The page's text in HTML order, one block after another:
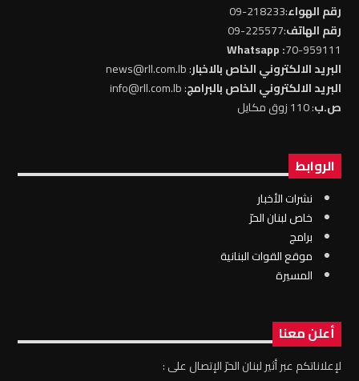
رقم الهواء:218233-09
رقم الهاتف:225577-09
70-959111
: Whatsapp
البريد الالكتروني الخاص بالاخبار: news@rll.com.lb
البريد الالكتروني الخاص بالبرامج: info@rll.com.lb
ص.ب: 110 زوق مكايل
الروابط
نشرات الأخبار
خاص لبنان الحرّ
برامج
موقع القوات البنانية
المسيرة
أعلن معنا
لإعلاناتكم عبر أثير لبنان الحرّ الإتصال على :